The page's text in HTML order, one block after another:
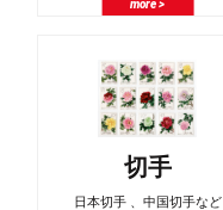
more >
切手
日本切手 、中国切手など